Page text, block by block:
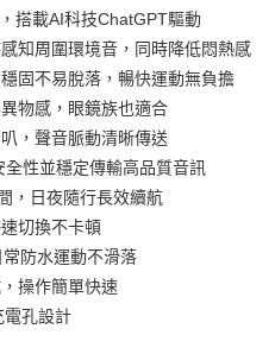
付款」的支付方式。 讓您購物簡單
不需儲值。
款。
」後，將跳轉至「AFTEE先享後付」
搭載AI科技ChatGPT驅動
知周圍環境音，同時降低悶熱感
固不易脫落，暢快運動無負擔
物感，眼鏡族也適合
，聲音脈動清晰傳送
性並穩定傳輸高品質音訊
，日夜隨行長效續航
切換不卡頓
防水運動不滑落
操作簡單快速
電孔設計